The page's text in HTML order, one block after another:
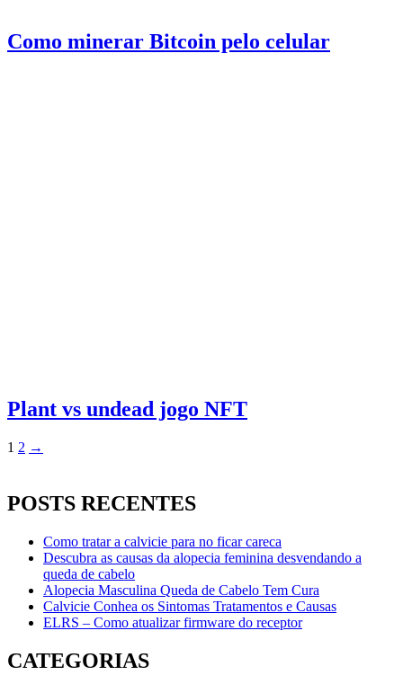
Como minerar Bitcoin pelo celular
Plant vs undead jogo NFT
Paginação
posts
1 2 →
POSTS RECENTES
Como tratar a calvicie para no ficar careca
Descubra as causas da alopecia feminina desvendando a
queda de cabelo
Alopecia Masculina Queda de Cabelo Tem Cura
Calvicie Conhea os Sintomas Tratamentos e Causas
ELRS – Como atualizar firmware do receptor
CATEGORIAS